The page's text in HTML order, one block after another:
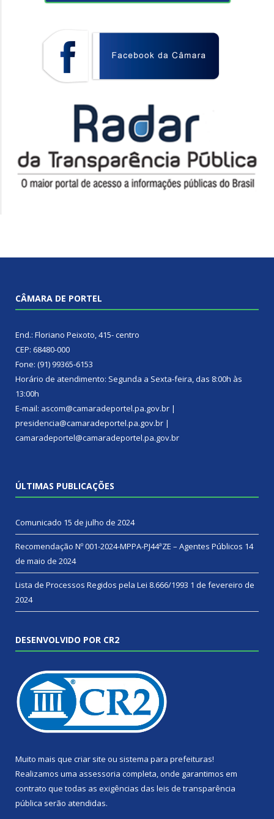
CÂMARA DE PORTEL
End.: Floriano Peixoto, 415- centro
CEP: 68480-000
Fone: (91) 99365-6153
Horário de atendimento: Segunda a Sexta-feira, das 8:00h às
13:00h
E-mail: ascom@camaradeportel.pa.gov.br |
presidencia@camaradeportel.pa.gov.br |
camaradeportel@camaradeportel.pa.gov.br
ÚLTIMAS PUBLICAÇÕES
Comunicado 15 de julho de 2024
Recomendação Nº 001-2024-MPPA-PJ44ªZE – Agentes Públicos 14
de maio de 2024
Lista de Processos Regidos pela Lei 8.666/1993 1 de fevereiro de
2024
DESENVOLVIDO POR CR2
Muito mais que criar site ou sistema para prefeituras!
Realizamos uma assessoria completa, onde garantimos em
contrato que todas as exigências das leis de transparência
pública serão atendidas.